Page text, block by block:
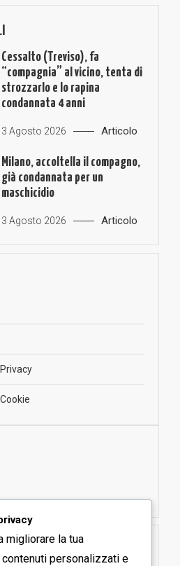
Cessalto (Treviso), fa
“compagnia” al vicino, tenta di
strozzarlo e lo rapina
condannata 4 anni
3 Agosto 2026 Articolo
Milano, accoltella il compagno,
già condannata per un
maschicidio
3 Agosto 2026 Articolo
migliorare la tua
personalizzati e